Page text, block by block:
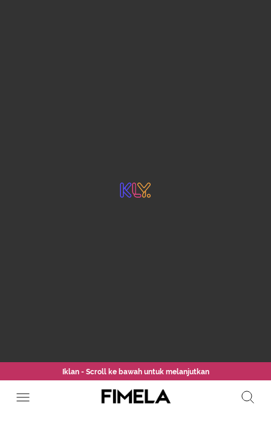
Iklan - Scroll ke bawah untuk melanjutkan